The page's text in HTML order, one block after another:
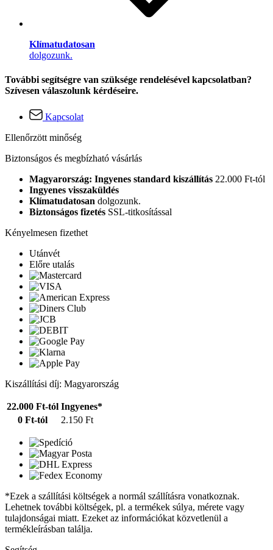
Klímatudatosan
dolgozunk.
További segítségre van szüksége rendelésével kapcsolatban?
Szívesen válaszolunk kérdéseire.
Kapcsolat
Ellenőrzött minőség
Biztonságos és megbízható vásárlás
Magyarország: Ingyenes standard kiszállítás 22.000 Ft-tól
Ingyenes visszaküldés
Klímatudatosan dolgozunk.
Biztonságos fizetés SSL-titkosítással
Kényelmesen fizethet
Utánvét
Előre utalás
Kiszállítási díj: Magyarország
22.000 Ft-tól Ingyenes*
0 Ft-tól
2.150 Ft
*Ezek a szállítási költségek a normál szállításra vonatkoznak.
Lehetnek további költségek, pl. a termékek súlya, mérete vagy
tulajdonságai miatt. Ezeket az információkat közvetlenül a
termékleírásban találja.